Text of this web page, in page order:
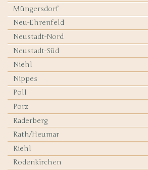
Müngersdorf
Neu-Ehrenfeld
Neustadt-Nord
Neustadt-Süd
Niehl
Nippes
Poll
Porz
Raderberg
Rath/Heumar
Riehl
Rodenkirchen